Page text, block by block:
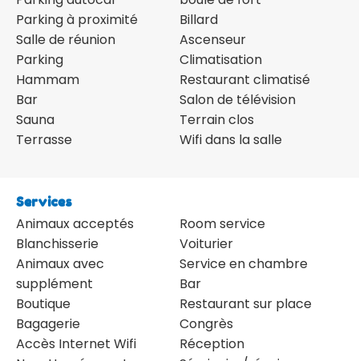
Parking à proximité
Salle de réunion
Parking
Hammam
Bar
Sauna
Terrasse
Billard
Ascenseur
Climatisation
Restaurant climatisé
Salon de télévision
Terrain clos
Wifi dans la salle
Services
Animaux acceptés
Blanchisserie
Animaux avec
supplément
Boutique
Bagagerie
Accès Internet Wifi
Room service
Voiturier
Service en chambre
Bar
Restaurant sur place
Congrès
Réception